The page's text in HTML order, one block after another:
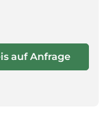
Gib den
auf Anfrage